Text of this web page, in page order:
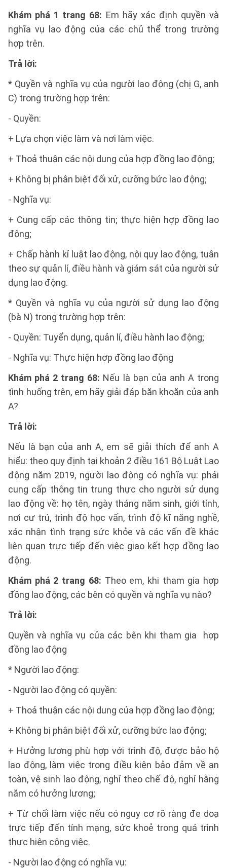
Khám phá 1 trang 68: Em hãy xác định quyền và
nghĩa vụ lao động của các chủ thể trong trường
hợp trên.
Trả lời:
* Quyền và nghĩa vụ của người lao động (chị G, anh
C) trong trường hợp trên:
- Quyền:
+ Lựa chọn việc làm và nơi làm việc.
+ Thoả thuận các nội dung của hợp đồng lao động;
+ Không bị phân biệt đối xử, cưỡng bức lao động;
- Nghĩa vụ:
+ Cung cấp các thông tin; thực hiện hợp đồng lao
động;
+ Chấp hành kỉ luật lao động, nội quy lao động, tuân
theo sự quản lí, điều hành và giám sát của người sử
dụng lao động.
* Quyền và nghĩa vụ của người sử dụng lao động
(bà N) trong trường hợp trên:
- Quyền: Tuyển dụng, quản lí, điều hành lao động;
- Nghĩa vụ: Thực hiện hợp đồng lao động
Khám phá 2 trang 68: Nếu là bạn của anh A trong
tình huống trên, em hãy giải đáp băn khoăn của anh
A?
Trả lời:
Nếu là bạn của anh A, em sẽ giải thích để anh A
hiểu: theo quy định tại khoản 2 điều 161 Bộ Luật Lao
động năm 2019, người lao động có nghĩa vụ: phải
cung cấp thông tin trung thực cho người sử dụng
lao động về: họ tên, ngày tháng năm sinh, giới tính,
nơi cư trú, trình độ học vấn, trình độ kĩ năng nghề,
xác nhận tình trạng sức khỏe và các vấn đề khác
liên quan trực tiếp đến việc giao kết hợp đồng lao
động.
Khám phá 2 trang 68: Theo em, khi tham gia hợp
đồng lao động, các bên có quyền và nghĩa vụ nào?
Trả lời:
Quyền và nghĩa vụ của các bên khi tham gia hợp
đồng lao động
* Người lao động:
- Người lao động có quyền:
+ Thoả thuận các nội dung của hợp đồng lao động;
+ Không bị phân biệt đối xử, cưỡng bức lao động;
+ Hưởng lương phù hợp với trình độ, được bảo hộ
lao động, làm việc trong điều kiện bảo đảm về an
toàn, vệ sinh lao động, nghỉ theo chế độ, nghỉ hằng
năm có hưởng lương;
+ Từ chối làm việc nếu có nguy cơ rõ ràng đe doạ
trực tiếp đến tính mạng, sức khoẻ trong quá trình
thực hiện công việc.
- Người lao động có nghĩa vụ: